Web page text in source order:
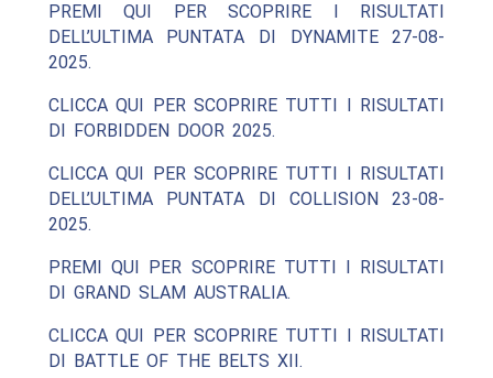
PREMI QUI PER SCOPRIRE I RISULTATI
DELL’ULTIMA PUNTATA DI DYNAMITE 27-08-
2025.
CLICCA QUI PER SCOPRIRE TUTTI I RISULTATI
DI FORBIDDEN DOOR 2025.
CLICCA QUI PER SCOPRIRE TUTTI I RISULTATI
DELL’ULTIMA PUNTATA DI COLLISION 23-08-
2025.
PREMI QUI PER SCOPRIRE TUTTI I RISULTATI
DI GRAND SLAM AUSTRALIA.
CLICCA QUI PER SCOPRIRE TUTTI I RISULTATI
DI BATTLE OF THE BELTS XII.